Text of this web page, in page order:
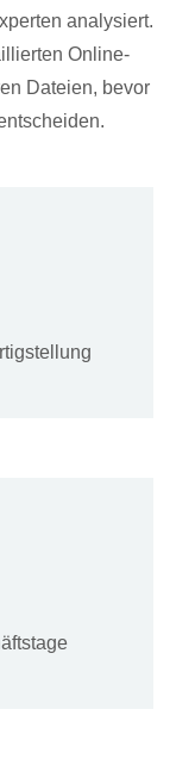
analysiert.
Online-
Dateien, bevor